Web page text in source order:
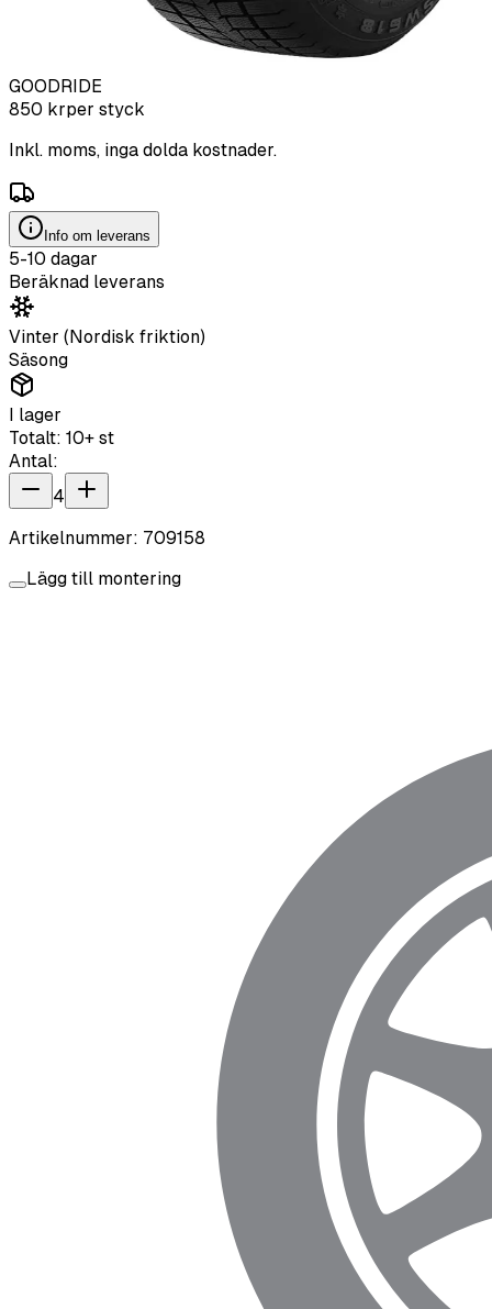
GOODRIDE
850 krper styck
Inkl. moms, inga dolda kostnader.
Info om leverans
5-10 dagar
Beräknad leverans
Vinter (Nordisk friktion)
Säsong
I lager
Totalt: 10+ st
Antal:
4
Artikelnummer: 709158
Lägg till montering